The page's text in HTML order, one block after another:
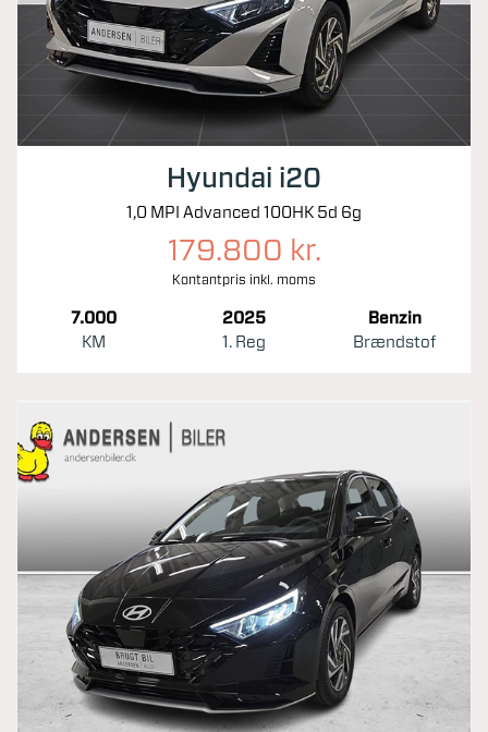
Hyundai i20
1,0 MPI Advanced 100HK 5d 6g
179.800 kr.
Kontantpris inkl. moms
7.000
KM
2025
1. Reg
Benzin
Brændstof